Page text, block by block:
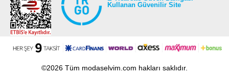
Kullanan Güvenilir Site
©2026 Tüm modaselvim.com hakları saklıdır.